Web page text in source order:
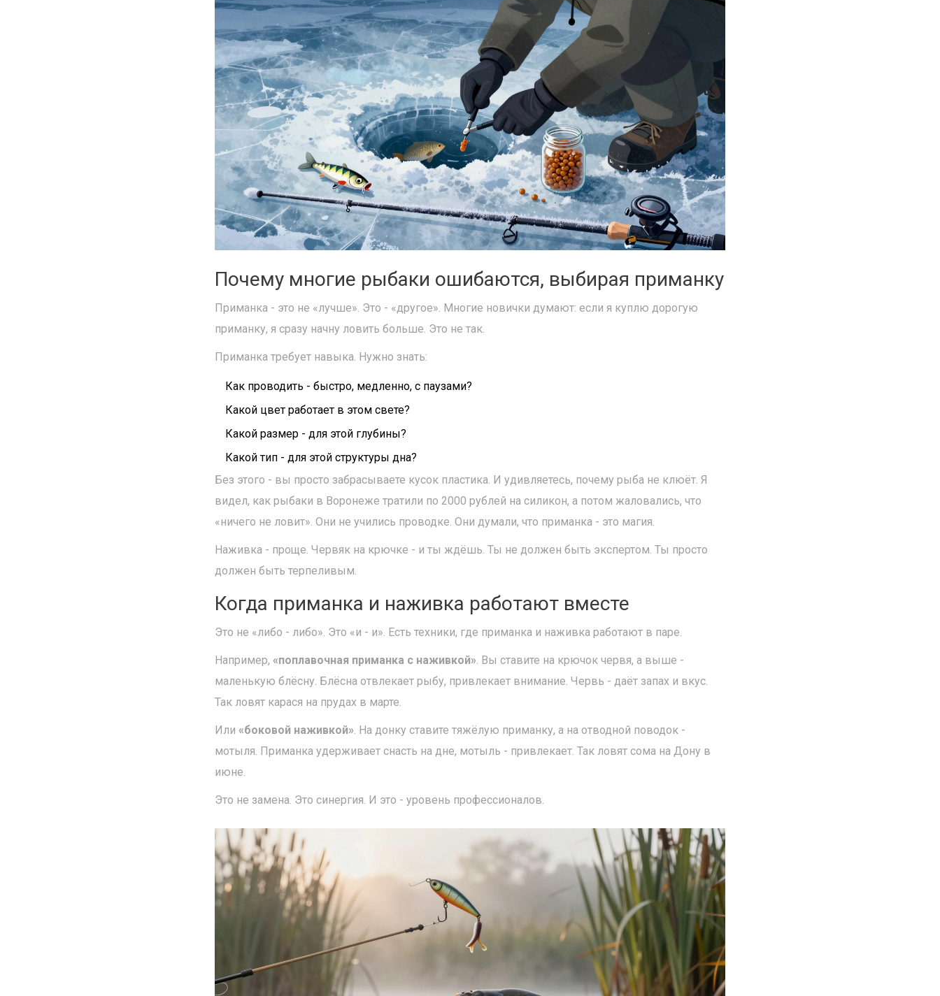
Почему многие рыбаки ошибаются, выбирая приманку
Приманка - это не «лучше». Это - «другое». Многие новички думают: если я куплю дорогую
приманку, я сразу начну ловить больше. Это не так.
Приманка требует навыка. Нужно знать:
Как проводить - быстро, медленно, с паузами?
Какой цвет работает в этом свете?
Какой размер - для этой глубины?
Какой тип - для этой структуры дна?
Без этого - вы просто забрасываете кусок пластика. И удивляетесь, почему рыба не клюёт. Я
видел, как рыбаки в Воронеже тратили по 2000 рублей на силикон, а потом жаловались, что
«ничего не ловит». Они не учились проводке. Они думали, что приманка - это магия.
Наживка - проще. Червяк на крючке - и ты ждёшь. Ты не должен быть экспертом. Ты просто
должен быть терпеливым.
Когда приманка и наживка работают вместе
Это не «либо - либо». Это «и - и». Есть техники, где приманка и наживка работают в паре.
Например, «поплавочная приманка с наживкой» . Вы ставите на крючок червя, а выше -
маленькую блёсну. Блёсна отвлекает рыбу, привлекает внимание. Червь - даёт запах и вкус.
Так ловят карася на прудах в марте.
Или «боковой наживкой» . На донку ставите тяжёлую приманку, а на отводной поводок -
мотыля. Приманка удерживает снасть на дне, мотыль - привлекает. Так ловят сома на Дону в
июне.
Это не замена. Это синергия. И это - уровень профессионалов.